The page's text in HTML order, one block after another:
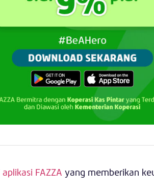
aplikasi FAZZA yang memberikan